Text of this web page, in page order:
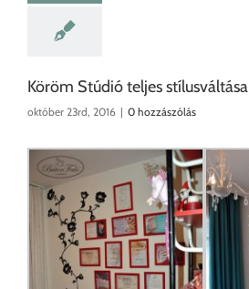
Köröm Stúdió teljes stílusváltása
október 23rd, 2016 | 0 hozzászólás